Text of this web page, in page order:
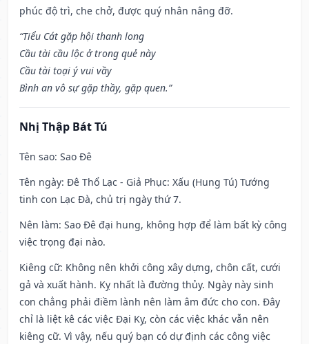
phúc độ trì, che chở, được quý nhân nâng đỡ.
“Tiểu Cát gặp hội thanh long
Cầu tài cầu lộc ở trong quẻ này
Cầu tài toại ý vui vầy
Bình an vô sự gặp thầy, gặp quen.”
Nhị Thập Bát Tú
Tên sao: Sao Đê
Tên ngày: Đê Thổ Lạc - Giả Phục: Xấu (Hung Tú) Tướng
tinh con Lạc Đà, chủ trị ngày thứ 7.
Nên làm: Sao Đê đại hung, không hợp để làm bất kỳ công
việc trọng đại nào.
Kiêng cữ: Không nên khởi công xây dựng, chôn cất, cưới
gả và xuất hành. Kỵ nhất là đường thủy. Ngày này sinh
con chẳng phải điềm lành nên làm âm đức cho con. Đây
chỉ là liệt kê các việc Đại Kỵ, còn các việc khác vẫn nên
kiêng cữ. Vì vậy, nếu quý bạn có dự định các công việc